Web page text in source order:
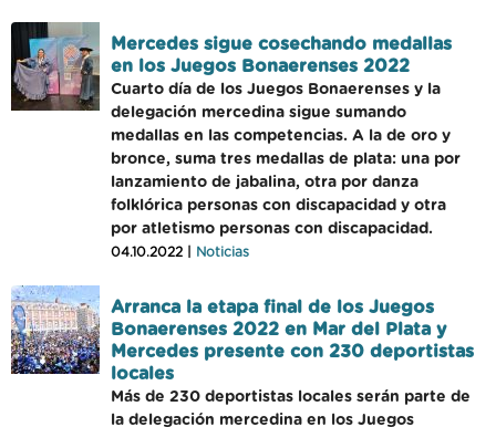
Mercedes sigue cosechando medallas
en los Juegos Bonaerenses 2022
Cuarto día de los Juegos Bonaerenses y la
delegación mercedina sigue sumando
medallas en las competencias. A la de oro y
bronce, suma tres medallas de plata: una por
lanzamiento de jabalina, otra por danza
folklórica personas con discapacidad y otra
por atletismo personas con discapacidad.
04.10.2022 | Noticias
Arranca la etapa final de los Juegos
Bonaerenses 2022 en Mar del Plata y
Mercedes presente con 230 deportistas
locales
Más de 230 deportistas locales serán parte de
la delegación mercedina en los Juegos